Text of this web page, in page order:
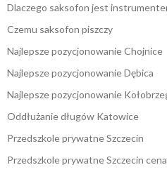
Dlaczego saksofon jest
Czemu saksofon piszczy
Najlepsze pozycjonowanie Chojnice
Najlepsze pozycjonowanie Dębica
Najlepsze pozycjonowanie
Oddłużanie długów Katowice
Przedszkole prywatne Szczecin
Przedszkole prywatne Szczecin cena